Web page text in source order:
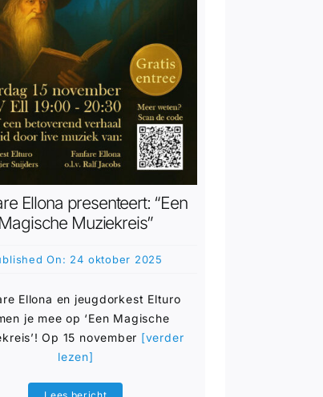
Ellona presenteert: “Een
Magische Muziekreis”
On: 24 oktober 2025
Ellona en jeugdorkest Elturo
je mee op ‘Een Magische
Op 15 november [verder
lezen]